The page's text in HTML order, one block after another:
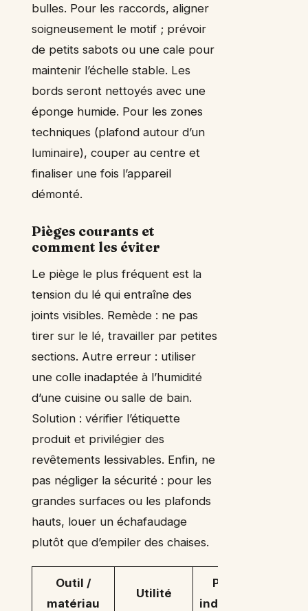
bulles. Pour les raccords, aligner
soigneusement le motif ; prévoir
de petits sabots ou une cale pour
maintenir l’échelle stable. Les
bords seront nettoyés avec une
éponge humide. Pour les zones
techniques (plafond autour d’un
luminaire), couper au centre et
finaliser une fois l’appareil
démonté.
Pièges courants et
comment les éviter
Le piège le plus fréquent est la
tension du lé qui entraîne des
joints visibles. Remède : ne pas
tirer sur le lé, travailler par petites
sections. Autre erreur : utiliser
une colle inadaptée à l’humidité
d’une cuisine ou salle de bain.
Solution : vérifier l’étiquette
produit et privilégier des
revêtements lessivables. Enfin, ne
pas négliger la sécurité : pour les
grandes surfaces ou les plafonds
hauts, louer un échafaudage
plutôt que d’empiler des chaises.
Outil /
matériau
Utilité
Prix
indicatif